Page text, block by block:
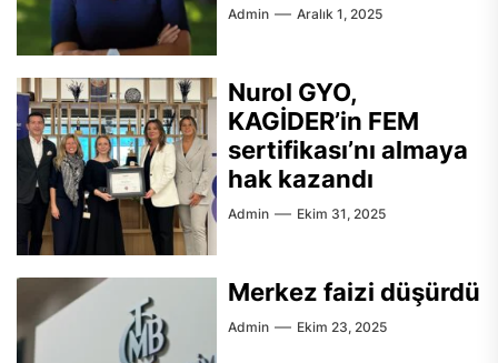
Admin Aralık 1, 2025
Nurol GYO,
KAGİDER’in FEM
sertifikası’nı almaya
hak kazandı
Admin Ekim 31, 2025
Merkez faizi düşürdü
Admin Ekim 23, 2025